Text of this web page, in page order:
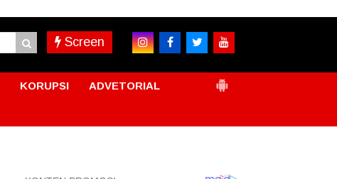
Screen
KORUPSI ADVETORIAL